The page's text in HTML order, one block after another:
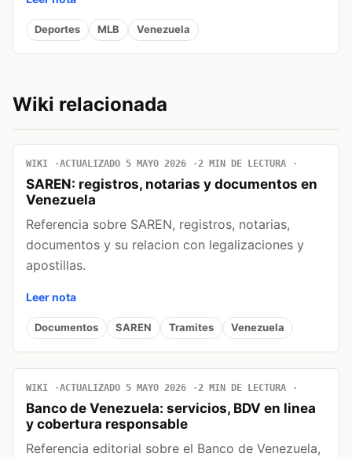
Deportes MLB Venezuela
Wiki relacionada
WIKI ACTUALIZADO 5 MAYO 2026 2 MIN DE LECTURA
SAREN: registros, notarias y documentos en
Venezuela
Referencia sobre SAREN, registros, notarias,
documentos y su relacion con legalizaciones y
apostillas.
Leer nota
Documentos SAREN Tramites Venezuela
WIKI ACTUALIZADO 5 MAYO 2026 2 MIN DE LECTURA
Banco de Venezuela: servicios, BDV en linea
y cobertura responsable
Referencia editorial sobre el Banco de Venezuela,